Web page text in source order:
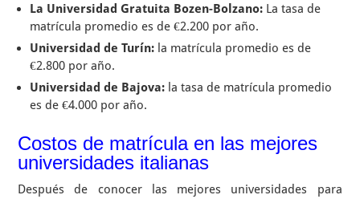
La Universidad Gratuita Bozen-Bolzano: La tasa de
matrícula promedio es de €2.200 por año.
Universidad de Turín: la matrícula promedio es de
€2.800 por año.
Universidad de Bajova: la tasa de matrícula promedio
es de €4.000 por año.
Costos de matrícula en las mejores
universidades italianas
Después de conocer las mejores universidades para